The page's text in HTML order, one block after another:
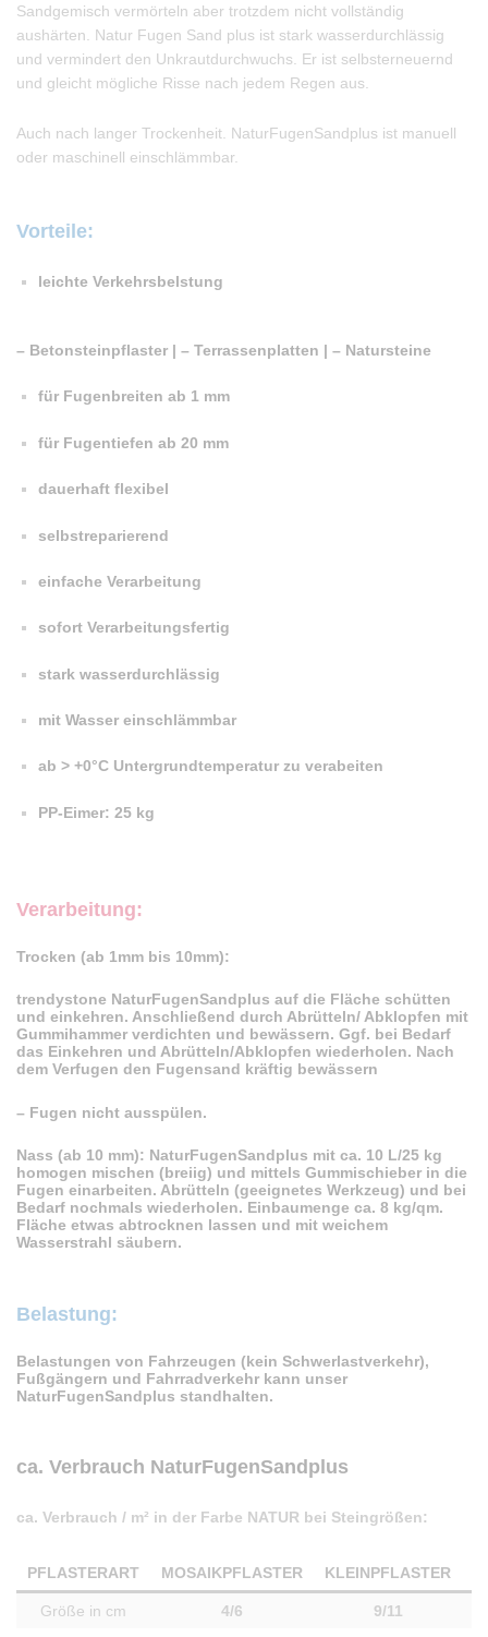
Sandgemisch vermörteln aber trotzdem nicht vollständig
aushärten. Natur Fugen Sand plus ist stark wasserdurchlässig
und vermindert den Unkrautdurchwuchs. Er ist selbsterneuernd
und gleicht mögliche Risse nach jedem Regen aus.
Auch nach langer Trockenheit. NaturFugenSandplus ist manuell
oder maschinell einschlämmbar.
Vorteile:
leichte Verkehrsbelstung
– Betonsteinpflaster | – Terrassenplatten | – Natursteine
für Fugenbreiten ab 1 mm
für Fugentiefen ab 20 mm
dauerhaft flexibel
selbstreparierend
einfache Verarbeitung
sofort Verarbeitungsfertig
stark wasserdurchlässig
mit Wasser einschlämmbar
ab > +0°C Untergrundtemperatur zu verabeiten
PP-Eimer: 25 kg
Verarbeitung:
Trocken (ab 1mm bis 10mm):
trendystone NaturFugenSandplus auf die Fläche schütten
und einkehren. Anschließend durch Abrütteln/ Abklopfen mit
Gummihammer verdichten und bewässern. Ggf. bei Bedarf
das Einkehren und Abrütteln/Abklopfen wiederholen. Nach
dem Verfugen den Fugensand kräftig bewässern
– Fugen nicht ausspülen.
Nass (ab 10 mm): NaturFugenSandplus mit ca. 10 L/25 kg
homogen mischen (breiig) und mittels Gummischieber in die
Fugen einarbeiten. Abrütteln (geeignetes Werkzeug) und bei
Bedarf nochmals wiederholen. Einbaumenge ca. 8 kg/qm.
Fläche etwas abtrocknen lassen und mit weichem
Wasserstrahl säubern.
Belastung:
Belastungen von Fahrzeugen (kein Schwerlastverkehr),
Fußgängern und Fahrradverkehr kann unser
NaturFugenSandplus standhalten.
ca. Verbrauch NaturFugenSandplus
ca. Verbrauch / m² in der Farbe NATUR bei Steingrößen:
PFLASTERART MOSAIKPFLASTER KLEINPFLASTER
Größe in cm 4/6 9/11